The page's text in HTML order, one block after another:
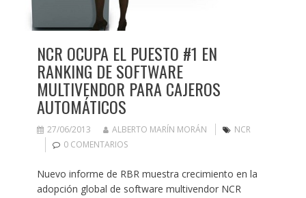
NCR OCUPA EL PUESTO #1 EN
RANKING DE SOFTWARE
MULTIVENDOR PARA CAJEROS
AUTOMÁTICOS
27/06/2013 ALBERTO MARÍN MORÁN
NCR
0 COMENTARIOS
Nuevo informe de RBR muestra crecimiento en la
adopción global de software multivendor NCR